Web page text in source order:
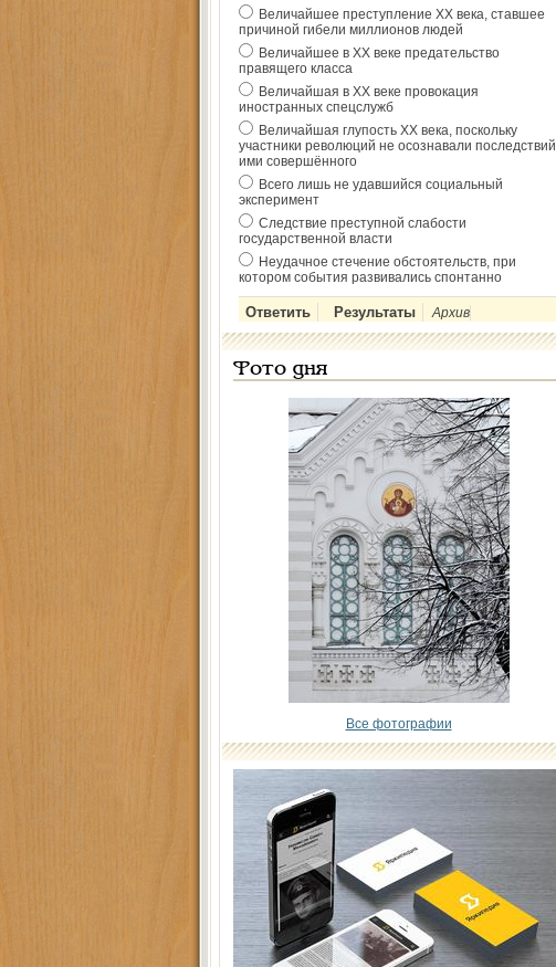
Величайшее преступление ХХ века, ставшее
причиной гибели миллионов людей
Величайшее в ХХ веке предательство
правящего класса
Величайшая в ХХ веке провокация
иностранных спецслужб
Величайшая глупость ХХ века, поскольку
участники революций не осознавали последствий
ими совершённого
Всего лишь не удавшийся социальный
эксперимент
Следствие преступной слабости
государственной власти
Неудачное стечение обстоятельств, при
котором события развивались спонтанно
Архив
Фото дня
Все фотографии